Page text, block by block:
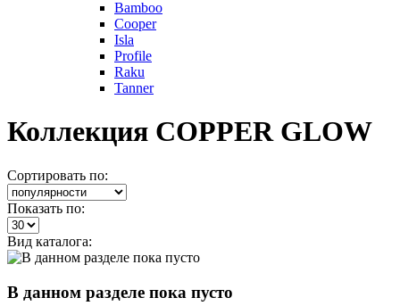
Bamboo
Cooper
Isla
Profile
Raku
Tanner
Коллекция COPPER GLOW
Сортировать по:
Показать по:
Вид каталога:
В данном разделе пока пусто